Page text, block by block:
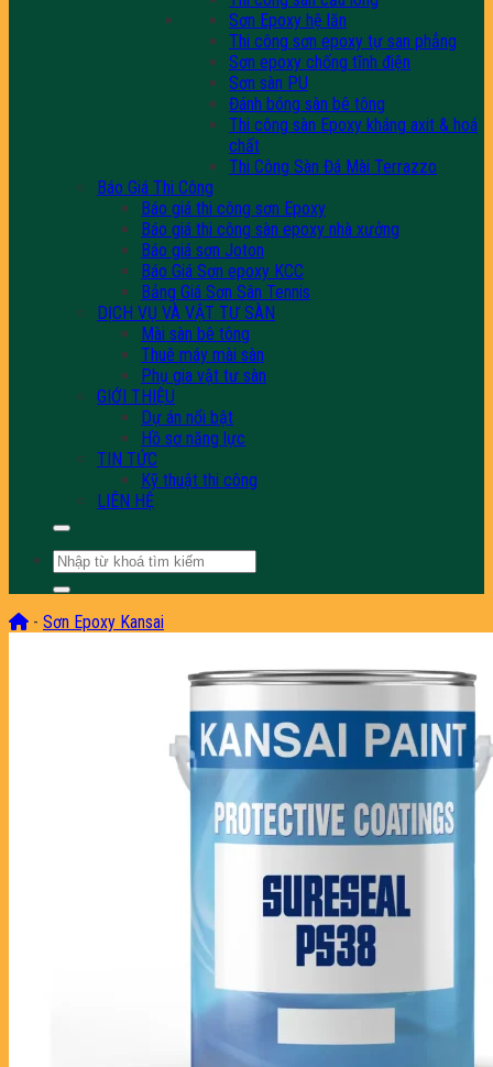
Sơn Epoxy hệ lăn
Thi công sơn epoxy tự san phẳng
Sơn epoxy chống tĩnh điện
Sơn sàn PU
Đánh bóng sàn bê tông
Thi công sàn Epoxy kháng axit & hoá
chất
Thi Công Sàn Đá Mài Terrazzo
Báo Giá Thi Công
Báo giá thi công sơn Epoxy
Báo giá thi công sàn epoxy nhà xưởng
Báo giá sơn Joton
Báo Giá Sơn epoxy KCC
Bảng Giá Sơn Sân Tennis
DỊCH VỤ VÀ VẬT TƯ SÀN
Mài sàn bê tông
Thuê máy mài sàn
Phụ gia vật tư sàn
GIỚI THIỆU
Dự án nổi bật
Hồ sơ năng lực
TIN TỨC
Kỹ thuật thi công
LIÊN HỆ
Tìm
kiếm:
- Sơn Epoxy Kansai